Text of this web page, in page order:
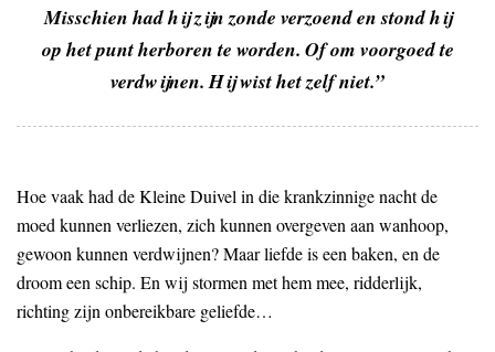
Misschien had hij zijn zonde verzoend en stond hij
op het punt herboren te worden. Of om voorgoed te
verdwijnen. Hij wist het zelf niet.”
Hoe vaak had de Kleine Duivel in die krankzinnige nacht de
moed kunnen verliezen, zich kunnen overgeven aan wanhoop,
gewoon kunnen verdwijnen? Maar liefde is een baken, en de
droom een schip. En wij stormen met hem mee, ridderlijk,
richting zijn onbereikbare geliefde…